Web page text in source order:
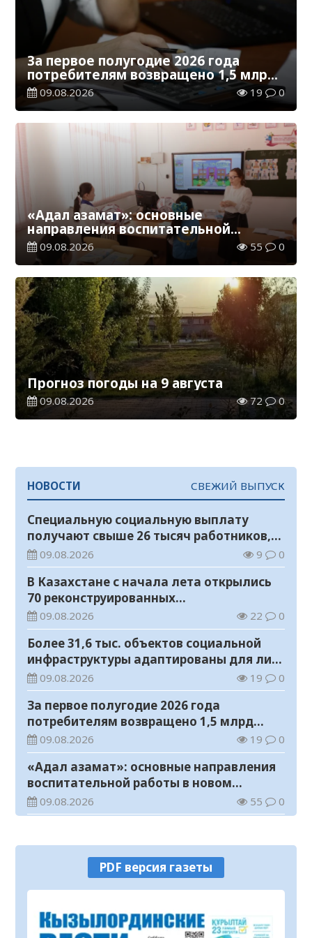
За первое полугодие 2026 года
потребителям возвращено 1,5 млрд
тенге
09.08.2026 19 0
«Адал азамат»: основные
направления воспитательной
работы в новом учебном году
09.08.2026 55 0
Прогноз погоды на 9 августа
09.08.2026 72 0
НОВОСТИ СВЕЖИЙ ВЫПУСК
Специальную социальную выплату
получают свыше 26 тысяч работников,
занятых во вредных условиях труда
09.08.2026 9 0
В Казахстане с начала лета открылись
70 реконструированных
железнодорожных вокзалов
09.08.2026 22 0
Более 31,6 тыс. объектов социальной
инфраструктуры адаптированы для лиц
с инвалидностью
09.08.2026 19 0
За первое полугодие 2026 года
потребителям возвращено 1,5 млрд
тенге
09.08.2026 19 0
«Адал азамат»: основные направления
воспитательной работы в новом
учебном году
09.08.2026 55 0
09.08.2026 72 0
Государство расширяет поддержку
граждан, переезжающих в новые
08.08.2026
PDF версия газеты